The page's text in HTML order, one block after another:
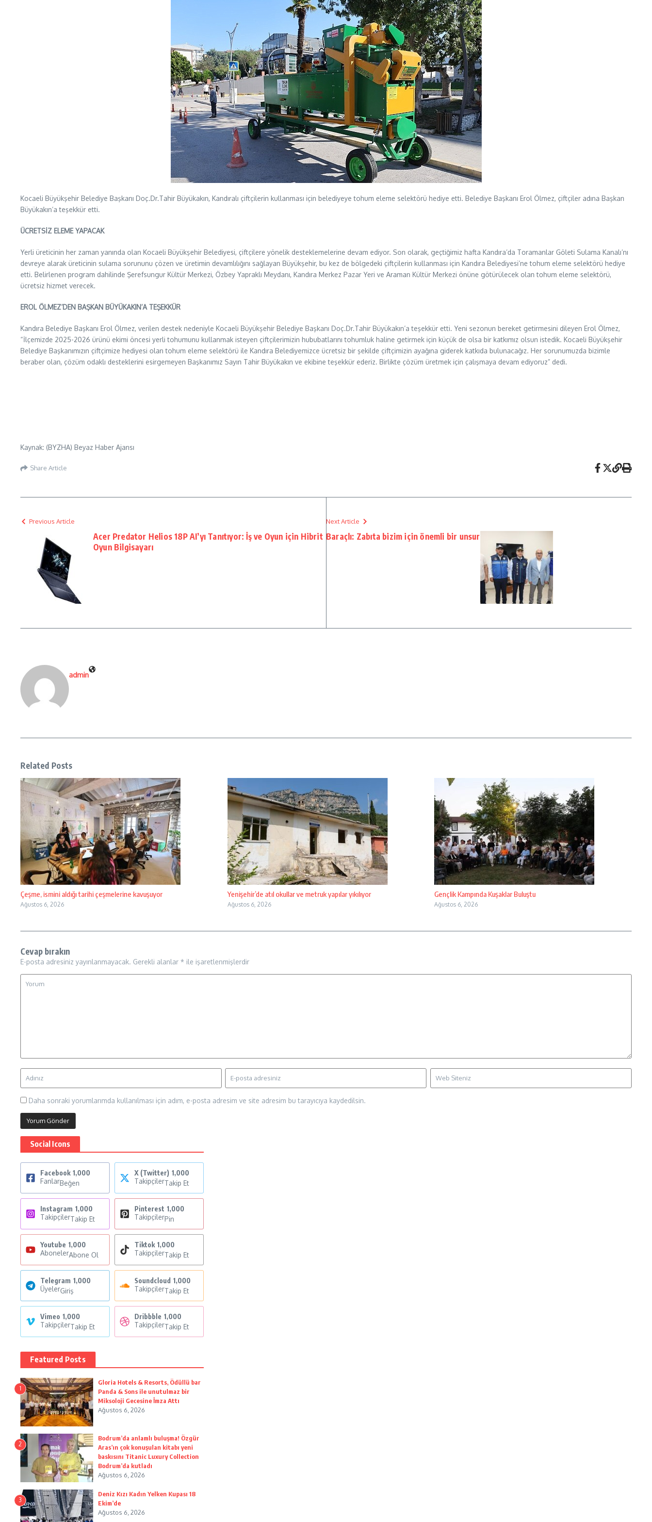
Kocaeli Büyükşehir Belediye Başkanı Doç.Dr.Tahir Büyükakın, Kandıralı çiftçilerin kullanması için belediyeye tohum eleme selektörü hediye etti. Belediye Başkanı Erol Ölmez, çiftçiler adına Başkan
Büyükakın’a teşekkür etti.
ÜCRETSİZ ELEME YAPACAK
Yerli üreticinin her zaman yanında olan Kocaeli Büyükşehir Belediyesi, çiftçilere yönelik desteklemelerine devam ediyor. Son olarak, geçtiğimiz hafta Kandıra’da Toramanlar Göleti Sulama Kanalı’nı
devreye alarak üreticinin sulama sorununu çözen ve üretimin devamlılığını sağlayan Büyükşehir, bu kez de bölgedeki çiftçilerin kullanması için Kandıra Belediyesi’ne tohum eleme selektörü hediye
etti. Belirlenen program dahilinde Şerefsungur Kültür Merkezi, Özbey Yapraklı Meydanı, Kandıra Merkez Pazar Yeri ve Araman Kültür Merkezi önüne götürülecek olan tohum eleme selektörü,
ücretsiz hizmet verecek.
EROL ÖLMEZ’DEN BAŞKAN BÜYÜKAKIN’A TEŞEKKÜR
Kandıra Belediye Başkanı Erol Ölmez, verilen destek nedeniyle Kocaeli Büyükşehir Belediye Başkanı Doç.Dr.Tahir Büyükakın’a teşekkür etti. Yeni sezonun bereket getirmesini dileyen Erol Ölmez,
“İlçemizde 2025-2026 ürünü ekimi öncesi yerli tohumunu kullanmak isteyen çiftçilerimizin hububatlarını tohumluk haline getirmek için küçük de olsa bir katkımız olsun istedik. Kocaeli Büyükşehir
Belediye Başkanımızın çiftçimize hediyesi olan tohum eleme selektörü ile Kandıra Belediyemizce ücretsiz bir şekilde çiftçimizin ayağına giderek katkıda bulunacağız. Her sorunumuzda bizimle
beraber olan, çözüm odaklı desteklerini esirgemeyen Başkanımız Sayın Tahir Büyükakın ve ekibine teşekkür ederiz. Birlikte çözüm üretmek için çalışmaya devam ediyoruz” dedi.
Kaynak: (BYZHA) Beyaz Haber Ajansı
Share Article
Previous Article
Acer Predator Helios 18P AI’yı Tanıtıyor: İş ve Oyun için Hibrit
Oyun Bilgisayarı
Next Article
Baraçlı: Zabıta bizim için önemli bir unsur
admin
Related Posts
Çeşme, ismini aldığı tarihi çeşmelerine kavuşuyor
Ağustos 6, 2026
Yenişehir’de atıl okullar ve metruk yapılar yıkılıyor
Ağustos 6, 2026
Gençlik Kampında Kuşaklar Buluştu
Ağustos 6, 2026
Cevap bırakın
E-posta adresiniz yayınlanmayacak. Gerekli alanlar * ile işaretlenmişlerdir
Daha sonraki yorumlarımda kullanılması için adım, e-posta adresim ve site adresim bu tarayıcıya kaydedilsin.
Social Icons
Facebook 1,000
FanlarBeğen
X (Twitter) 1,000
TakipçilerTakip Et
Instagram 1,000
TakipçilerTakip Et
Pinterest 1,000
TakipçilerPin
Youtube 1,000
AbonelerAbone Ol
Tiktok 1,000
TakipçilerTakip Et
Telegram 1,000
ÜyelerGiriş
Soundcloud 1,000
TakipçilerTakip Et
Vimeo 1,000
TakipçilerTakip Et
Dribbble 1,000
TakipçilerTakip Et
Featured Posts
1
Gloria Hotels & Resorts, Ödüllü bar
Panda & Sons ile unutulmaz bir
Miksoloji Gecesine İmza Attı
Ağustos 6, 2026
2
Bodrum’da anlamlı buluşma! Özgür
Aras’ın çok konuşulan kitabı yeni
baskısını Titanic Luxury Collection
Bodrum’da kutladı
Ağustos 6, 2026
3
Deniz Kızı Kadın Yelken Kupası 18
Ekim’de
Ağustos 6, 2026